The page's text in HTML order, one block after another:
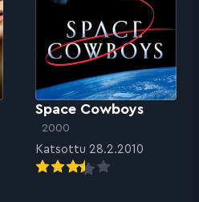
Space Cowboys
2000
Katsottu 28.2.2010